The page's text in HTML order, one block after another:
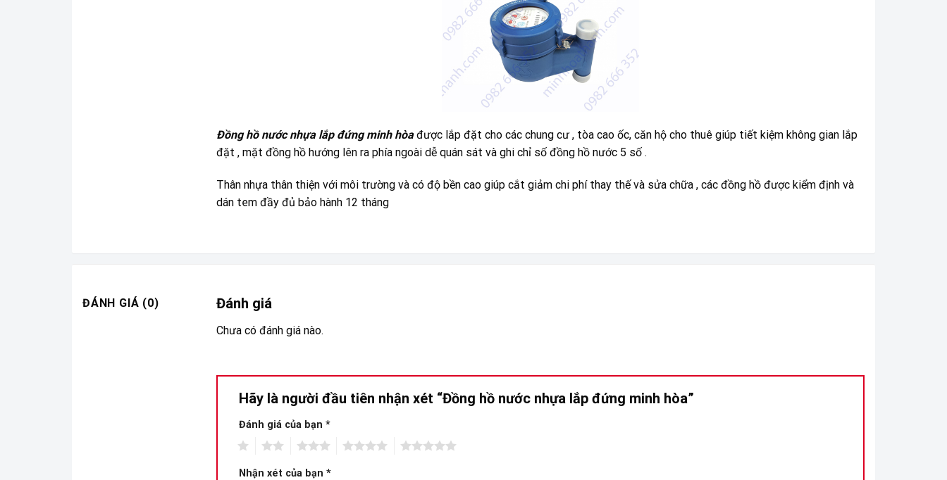
Đồng hồ nước nhựa lắp đứng minh hòađược lắp đặt cho các chung cư , tòa cao ốc, căn hộ cho thuê giúp tiết kiệm không gian lắp
đặt , mặt đồng hồ hướng lên ra phía ngoài dễ quán sát và ghi chỉ số đồng hồ nước 5 số .
Thân nhựa thân thiện với môi trường và có độ bền cao giúp cắt giảm chi phí thay thế và sửa chữa , các đồng hồ được kiểm định và
dán tem đầy đủ bảo hành 12 tháng
ĐÁNH GIÁ (0) Đánh giá
Chưa có đánh giá nào.
Hãy là người đầu tiên nhận xét “Đồng hồ nước nhựa lắp đứng minh hòa”
Đánh giá của bạn *
Nhận xét của bạn *